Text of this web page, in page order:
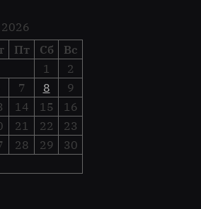
2026
Пт Сб
Вс
1
2
7 8
9
14 15
16
21 22
23
28 29
30